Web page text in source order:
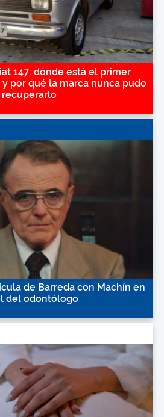
147: dónde está el primer
por qué la marca nunca pudo
recuperarlo
de Barreda con Machín en
del odontólogo